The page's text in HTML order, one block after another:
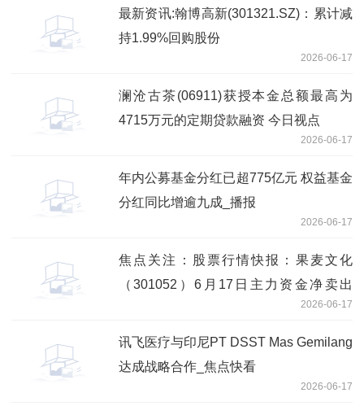
最新资讯:翰博高新(301321.SZ)：累计减
持1.99%回购股份
2026-06-17
澜沧古茶(06911)获授本金总额最高为
4715万元的定期贷款融资 今日视点
2026-06-17
年内公募基金分红已超775亿元 权益基金
分红同比增逾九成_播报
2026-06-17
焦点关注：股票行情快报：果麦文化
（301052）6月17日主力资金净卖出
2026-06-17
讯飞医疗与印尼PT DSST Mas Gemilang
达成战略合作_焦点快看
2026-06-17